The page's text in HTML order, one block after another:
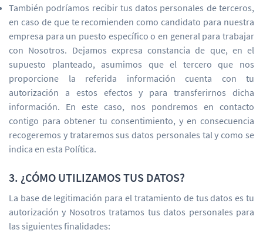
También podríamos recibir tus datos personales de terceros,
en caso de que te recomienden como candidato para nuestra
empresa para un puesto específico o en general para trabajar
con Nosotros. Dejamos expresa constancia de que, en el
supuesto planteado, asumimos que el tercero que nos
proporcione la referida información cuenta con tu
autorización a estos efectos y para transferirnos dicha
información. En este caso, nos pondremos en contacto
contigo para obtener tu consentimiento, y en consecuencia
recogeremos y trataremos sus datos personales tal y como se
indica en esta Política.
3. ¿CÓMO UTILIZAMOS TUS DATOS?
La base de legitimación para el tratamiento de tus datos es tu
autorización y Nosotros tratamos tus datos personales para
las siguientes finalidades: